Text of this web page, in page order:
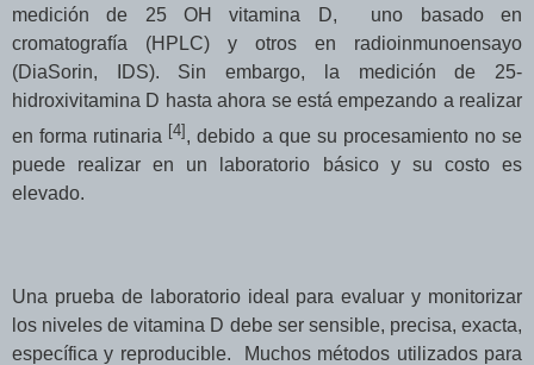
medición de 25 OH vitamina D, uno basado en
cromatografía (HPLC) y otros en radioinmunoensayo
(DiaSorin, IDS). Sin embargo, la medición de 25-
hidroxivitamina D hasta ahora se está empezando a realizar
en forma rutinaria [4], debido a que su procesamiento no se
puede realizar en un laboratorio básico y su costo es
elevado.
Una prueba de laboratorio ideal para evaluar y monitorizar
los niveles de vitamina D debe ser sensible, precisa, exacta,
específica y reproducible.
Muchos métodos utilizados para